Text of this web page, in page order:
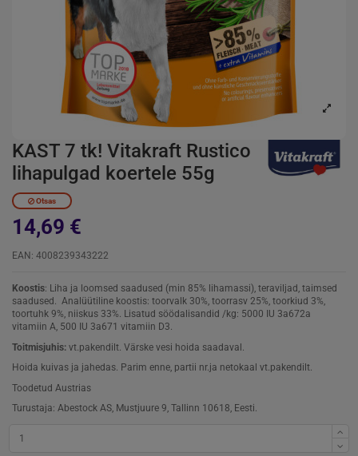
KAST 7 tk! Vitakraft Rustico
lihapulgad koertele 55g
Otsas
14,69 €
EAN: 4008239343222
Koostis: Liha ja loomsed saadused (min 85% lihamassi), teraviljad, taimsed
saadused. Analüütiline koostis: toorvalk 30%, toorrasv 25%, toorkiud 3%,
toortuhk 9%, niiskus 33%. Lisatud söödalisandid /kg: 5000 IU 3a672a
vitamiin A, 500 IU 3a671 vitamiin D3.
Toitmisjuhis: vt.pakendilt. Värske vesi hoida saadaval.
Hoida kuivas ja jahedas. Parim enne, partii nr.ja netokaal vt.pakendilt.
Toodetud Austrias
Turustaja: Abestock AS, Mustjuure 9, Tallinn 10618, Eesti.